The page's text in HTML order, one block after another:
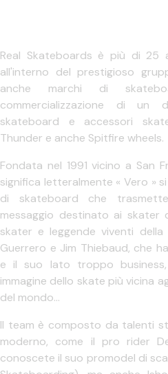
Real Skateboards è più di 25
all'interno del prestigioso
anche marchi di
commercializzazione di
skateboard e accessori
Thunder e anche Spitfire wheels.
Fondata nel 1991 vicino a San
significa letteralmente « Vero »
di skateboard che
messaggio destinato ai skater
skater e leggende viventi
Guerrero e Jim Thiebaud, che
e il suo lato troppo
immagine dello skate più vicina
del mondo...
Il team è composto da talenti
moderno, come il pro rider
conoscete il suo promodel di